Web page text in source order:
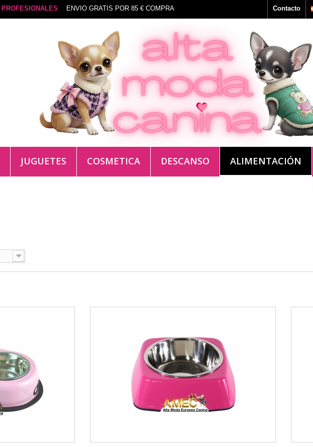
Contacto
PROFESIONALES ENVIO GRATIS POR 85 € COMPRA
JUGUETES COSMETICA DESCANSO ALIMENTACIÓN